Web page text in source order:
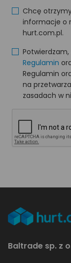
Chcę
informacje o
hurt.com.pl.
Regulamin
Regulamin
na
zasadach w
Baltrade sp. z